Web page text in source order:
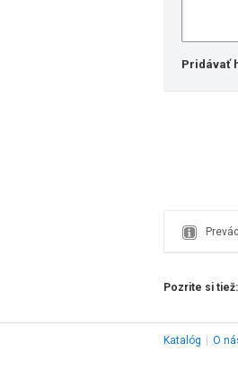
Pridávať
Pozrite si tiež:
Katalóg O